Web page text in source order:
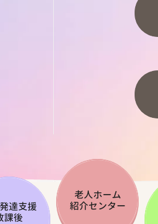
達支援
課後
老人ホーム
紹介センター